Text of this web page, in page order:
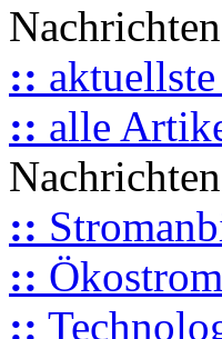
Nachrichten
::
:: alle
::
:: Ökostrom
::